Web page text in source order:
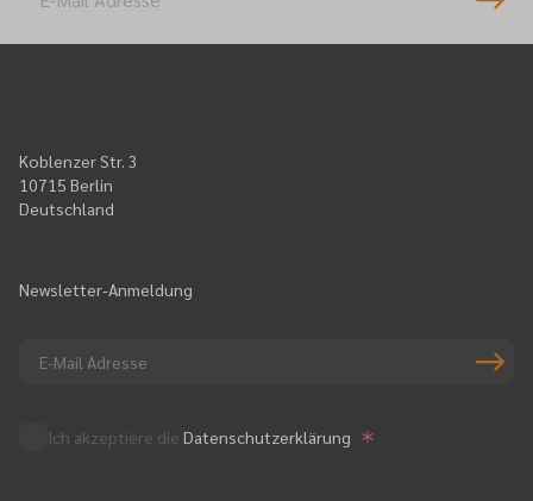
Koblenzer Str. 3
10715 Berlin
Deutschland
Newsletter-Anmeldung
Ich akzeptiere die Datenschutzerklärung